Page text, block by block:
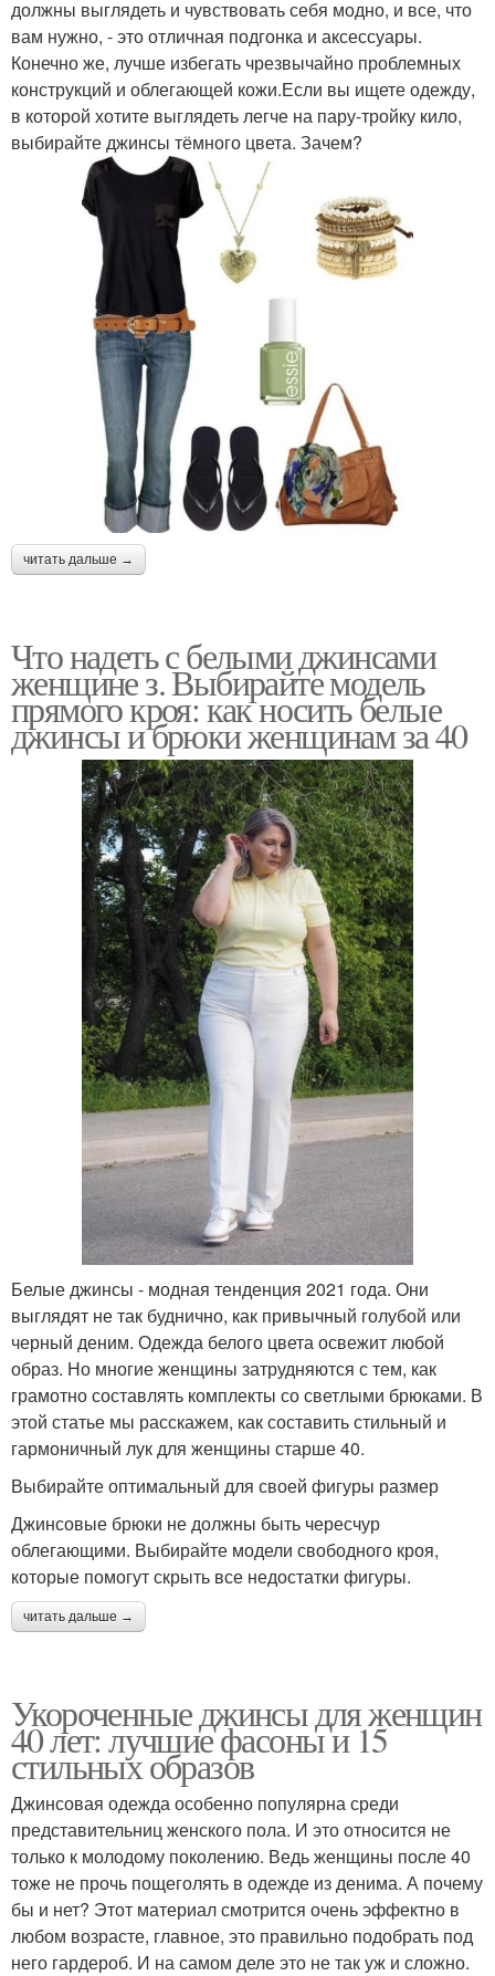
должны выглядеть и чувствовать себя модно, и все, что
вам нужно, - это отличная подгонка и аксессуары.
Конечно же, лучше избегать чрезвычайно проблемных
конструкций и облегающей кожи.Если вы ищете одежду,
в которой хотите выглядеть легче на пару-тройку кило,
выбирайте джинсы тёмного цвета. Зачем?
читать дальше →
Что надеть с белыми джинсами
женщине з. Выбирайте модель
прямого кроя: как носить белые
джинсы и брюки женщинам за 40
Белые джинсы - модная тенденция 2021 года. Они
выглядят не так буднично, как привычный голубой или
черный деним. Одежда белого цвета освежит любой
образ. Но многие женщины затрудняются с тем, как
грамотно составлять комплекты со светлыми брюками. В
этой статье мы расскажем, как составить стильный и
гармоничный лук для женщины старше 40.
Выбирайте оптимальный для своей фигуры размер
Джинсовые брюки не должны быть чересчур
облегающими. Выбирайте модели свободного кроя,
которые помогут скрыть все недостатки фигуры.
читать дальше →
Укороченные джинсы для женщин
40 лет: лучшие фасоны и 15
стильных образов
Джинсовая одежда особенно популярна среди
представительниц женского пола. И это относится не
только к молодому поколению. Ведь женщины после 40
тоже не прочь пощеголять в одежде из денима. А почему
бы и нет? Этот материал смотрится очень эффектно в
любом возрасте, главное, это правильно подобрать под
него гардероб. И на самом деле это не так уж и сложно.